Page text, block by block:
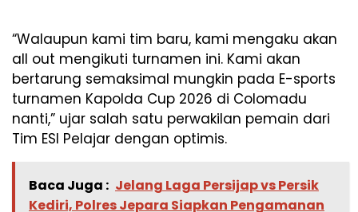
“Walaupun kami tim baru, kami mengaku akan
all out mengikuti turnamen ini. Kami akan
bertarung semaksimal mungkin pada E-sports
turnamen Kapolda Cup 2026 di Colomadu
nanti,” ujar salah satu perwakilan pemain dari
Tim ESI Pelajar dengan optimis.
Baca Juga : Jelang Laga Persijap vs Persik
Kediri, Polres Jepara Siapkan Pengamanan